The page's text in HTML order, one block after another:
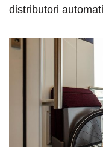
distributori